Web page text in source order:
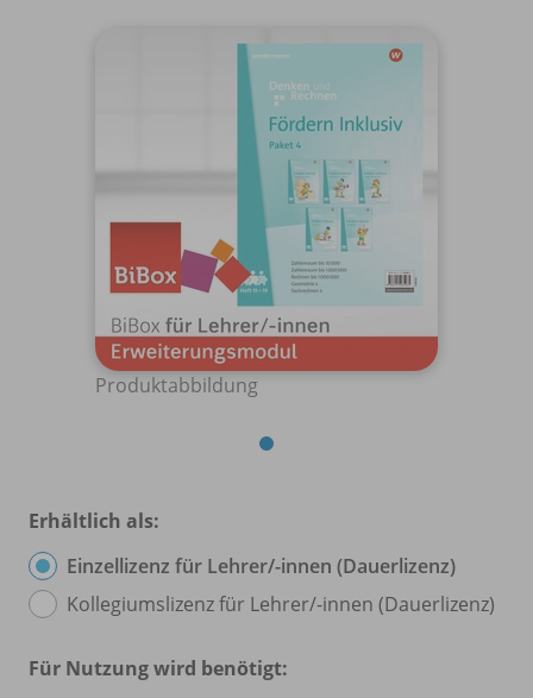
Produktabbildung
Erhältlich als:
Einzellizenz für Lehrer/-innen (Dauerlizenz)
Kollegiumslizenz für Lehrer/-innen (Dauerlizenz)
Für Nutzung wird benötigt: